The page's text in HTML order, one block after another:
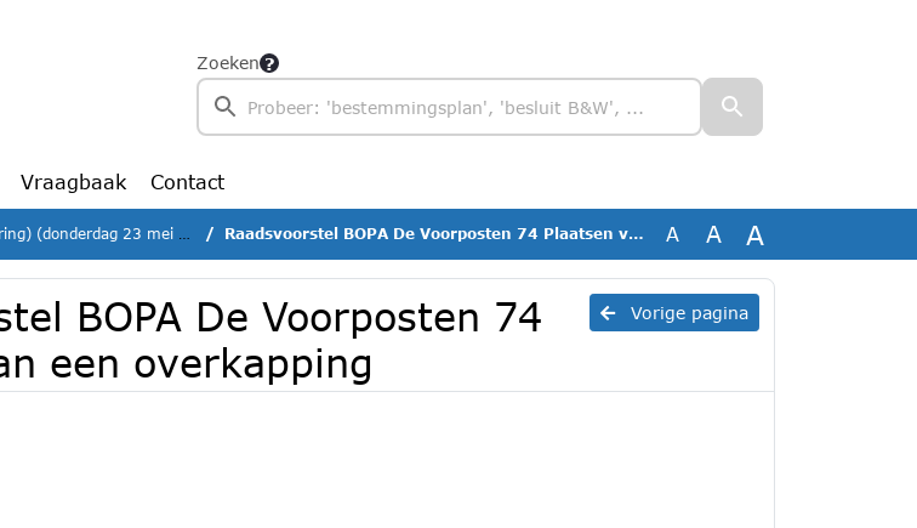
Zoeken
Vraagbaak Contact
(donderdag 23 mei 2024) Raadsvoorstel BOPA De Voorposten 74 Plaatsen van een overkapping A A A
Vorige pagina
BOPA De Voorposten 74
een overkapping